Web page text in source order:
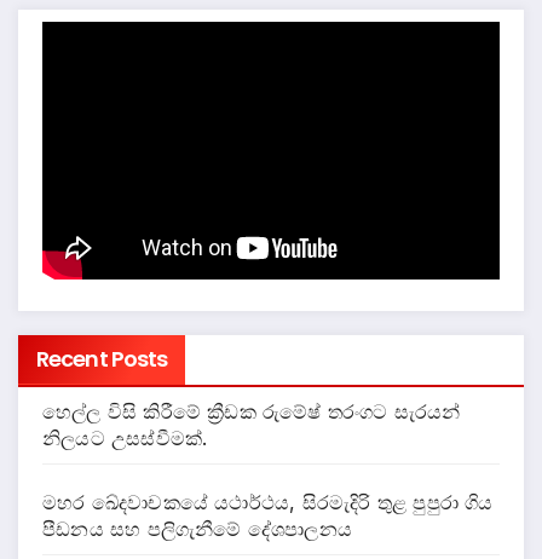
Recent Posts
හෙල්ල විසි කිරීමේ ක්‍රීඩක රුමේෂ් තරංගට සැරයන්
නිලයට උසස්වීමක්.
මහර ඛේදවාචකයේ යථාර්ථය, සිරමැදිරි තුළ පුපුරා ගිය
පීඩනය සහ පලිගැනීමේ දේශපාලනය